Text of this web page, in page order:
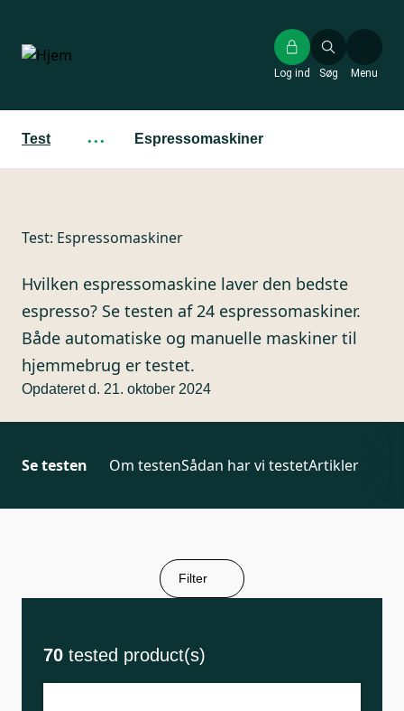
hovedindhold
Søg
Log ind Menu
Test ··· Espressomaskiner
Test: Espressomaskiner
Hvilken espressomaskine laver den bedste
espresso? Se testen af 24 espressomaskiner.
Både automatiske og manuelle maskiner til
hjemmebrug er testet.
Opdateret d. 21. oktober 2024
Se testen Om testenSådan har vi testetArtikler
Filter
70 tested product(s)